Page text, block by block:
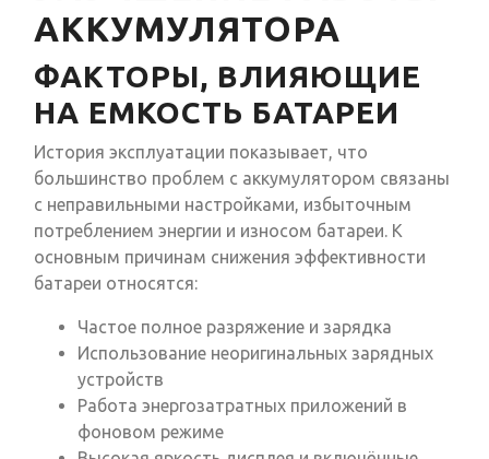
АККУМУЛЯТОРА
ФАКТОРЫ, ВЛИЯЮЩИЕ
НА ЕМКОСТЬ БАТАРЕИ
История эксплуатации показывает, что
большинство проблем с аккумулятором связаны
с неправильными настройками, избыточным
потреблением энергии и износом батареи. К
основным причинам снижения эффективности
батареи относятся:
Частое полное разряжение и зарядка
Использование неоригинальных зарядных
устройств
Работа энергозатратных приложений в
фоновом режиме